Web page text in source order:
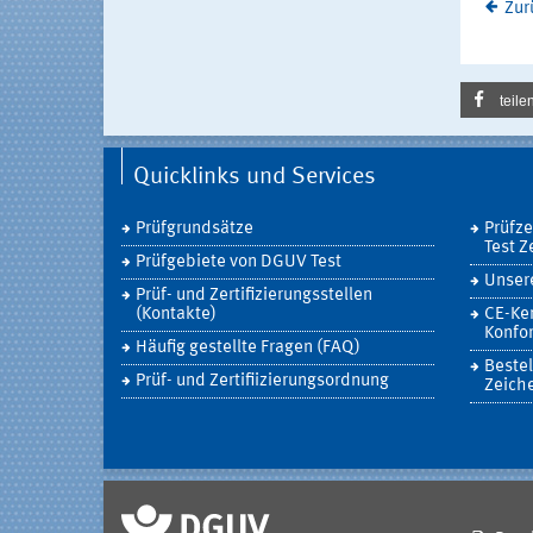
Quicklinks und Services
Prüfgrundsätze
Prüfgebiete von DGUV Test
Prüf- und Zertifizierungsstellen
(Kontakte)
Häufig gestellte Fragen (FAQ)
Prüf- und Zertifiizierungsordnung
Test
CE-